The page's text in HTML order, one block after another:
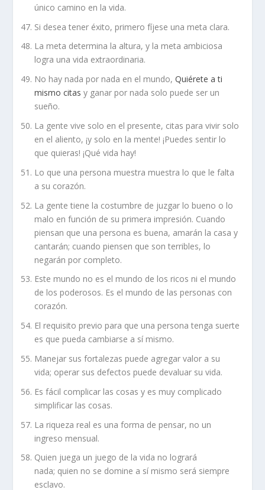
único camino en la vida.
Si desea tener éxito, primero fíjese una meta clara.
La meta determina la altura, y la meta ambiciosa
logra una vida extraordinaria.
No hay nada por nada en el mundo,Quiérete a ti
mismo citas y ganar por nada solo puede ser un
sueño.
La gente vive solo en el presente, citas para vivir solo
en el aliento, ¡y solo en la mente! ¡Puedes sentir lo
que quieras! ¡Qué vida hay!
Lo que una persona muestra muestra lo que le falta
a su corazón.
La gente tiene la costumbre de juzgar lo bueno o lo
malo en función de su primera impresión. Cuando
piensan que una persona es buena, amarán la casa y
cantarán; cuando piensen que son terribles, lo
negarán por completo.
Este mundo no es el mundo de los ricos ni el mundo
de los poderosos. Es el mundo de las personas con
corazón.
El requisito previo para que una persona tenga suerte
es que pueda cambiarse a sí mismo.
Manejar sus fortalezas puede agregar valor a su
vida; operar sus defectos puede devaluar su vida.
Es fácil complicar las cosas y es muy complicado
simplificar las cosas.
La riqueza real es una forma de pensar, no un
ingreso mensual.
Quien juega un juego de la vida no logrará
nada; quien no se domine a sí mismo será siempre
esclavo.